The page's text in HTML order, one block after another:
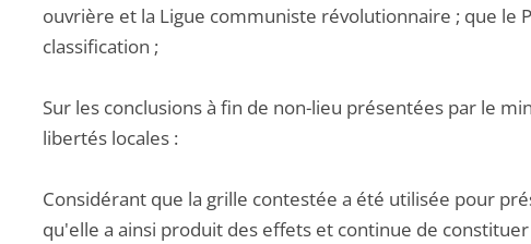
ouvrière et la Ligue communiste révolutionnaire ; que le
classification ;
Sur les conclusions à fin de non-lieu présentées par le
libertés locales :
Considérant que la grille contestée a été utilisée pour
qu'elle a ainsi produit des effets et continue de